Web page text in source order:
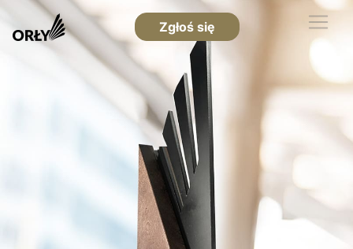
Zgłoś się